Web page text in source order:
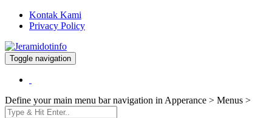
Kontak Kami
Privacy Policy
Jeramidotinfo
Berita dan Informasi Terkini
Toggle navigation
Define your main menu bar navigation in Apperance > Menus >